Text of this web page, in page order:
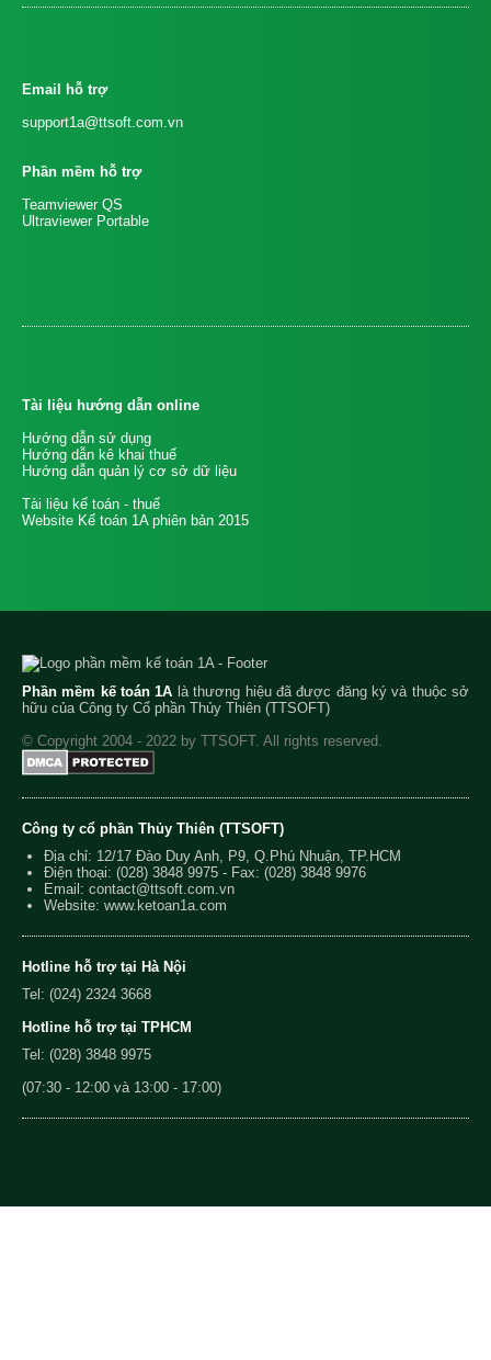
Email hỗ trợ
support1a@ttsoft.com.vn
Phần mềm hỗ trợ
Teamviewer QS
Ultraviewer Portable
Tài liệu hướng dẫn online
Hướng dẫn sử dụng
Hướng dẫn kê khai thuế
Hướng dẫn quản lý cơ sở dữ liệu
Tài liệu kế toán - thuế
Website Kế toán 1A phiên bản 2015
Phần mềm kế toán 1A là thương hiệu đã được đăng ký và thuộc sở
hữu của Công ty Cổ phần Thủy Thiên (TTSOFT)
© Copyright 2004 - 2022 by TTSOFT. All rights reserved.
Công ty cổ phần Thủy Thiên (TTSOFT)
Địa chỉ: 12/17 Đào Duy Anh, P9, Q.Phú Nhuận, TP.HCM
Điện thoại: (028) 3848 9975 - Fax: (028) 3848 9976
Email: contact@ttsoft.com.vn
Website: www.ketoan1a.com
Hotline hỗ trợ tại Hà Nội
Tel: (024) 2324 3668
Hotline hỗ trợ tại TPHCM
Tel: (028) 3848 9975
(07:30 - 12:00 và 13:00 - 17:00)